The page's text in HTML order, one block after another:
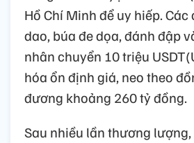
Hồ Chí Minh để uy hiếp.
dao, búa đe dọa, đánh đập
nhân chuyển 10 triệu
hóa ổn định giá, neo theo
đương khoảng 260 tỷ đồng.
Sau nhiều lần thương